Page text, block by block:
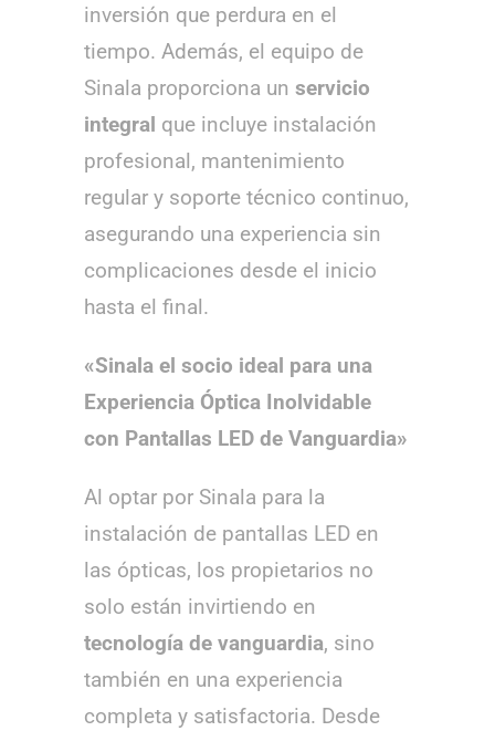
inversión que perdura en el
tiempo. Además, el equipo de
Sinala proporciona un servicio
integral que incluye instalación
profesional, mantenimiento
regular y soporte técnico continuo,
asegurando una experiencia sin
complicaciones desde el inicio
hasta el final.
«Sinala el socio ideal para una
Experiencia Óptica Inolvidable
con Pantallas LED de Vanguardia»
Al optar por Sinala para la
instalación de pantallas LED en
las ópticas, los propietarios no
solo están invirtiendo en
tecnología de vanguardia, sino
también en una experiencia
completa y satisfactoria. Desde